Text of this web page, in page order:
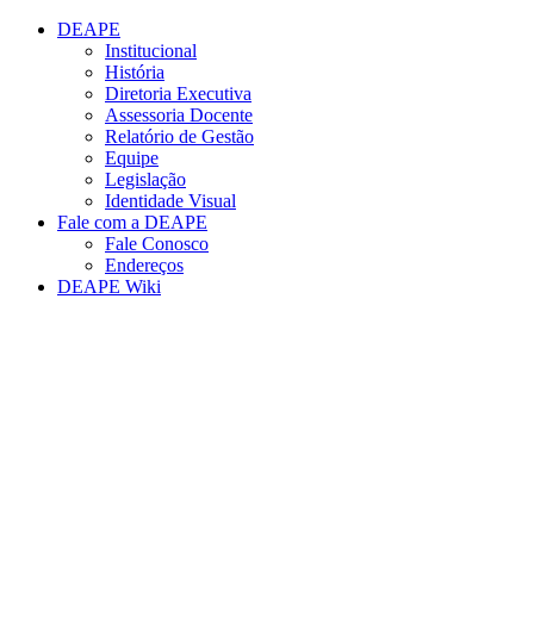
Conteúdo principal
DEAPE
Institucional
História
Diretoria Executiva
Assessoria Docente
Relatório de Gestão
Equipe
Legislação
Identidade Visual
Fale com a DEAPE
Fale Conosco
Endereços
DEAPE Wiki